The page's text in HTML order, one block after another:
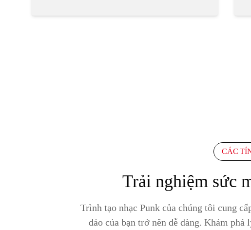
CÁC
Trải nghiệm sức
Trình tạo nhạc Punk của chúng tôi cung
đáo của bạn trở nên dễ dàng. Khám